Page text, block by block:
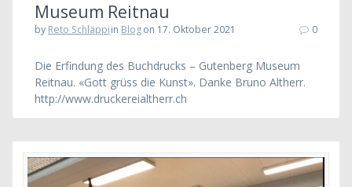
Museum Reitnau
by Reto Schläppiin Blogon 17. Oktober 2021 0
Die Erfindung des Buchdrucks – Gutenberg Museum
Reitnau. «Gott grüss die Kunst». Danke Bruno Altherr.
http://www.druckereialtherr.ch